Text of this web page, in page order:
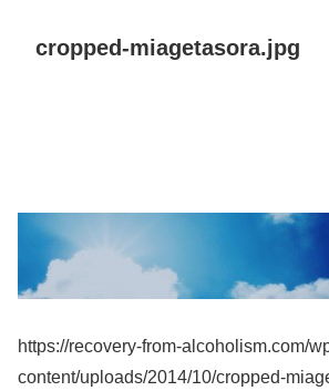
cropped-miagetasora.jpg
https://recovery-from-alcoholism.com/
content/uploads/2014/10/cropped-